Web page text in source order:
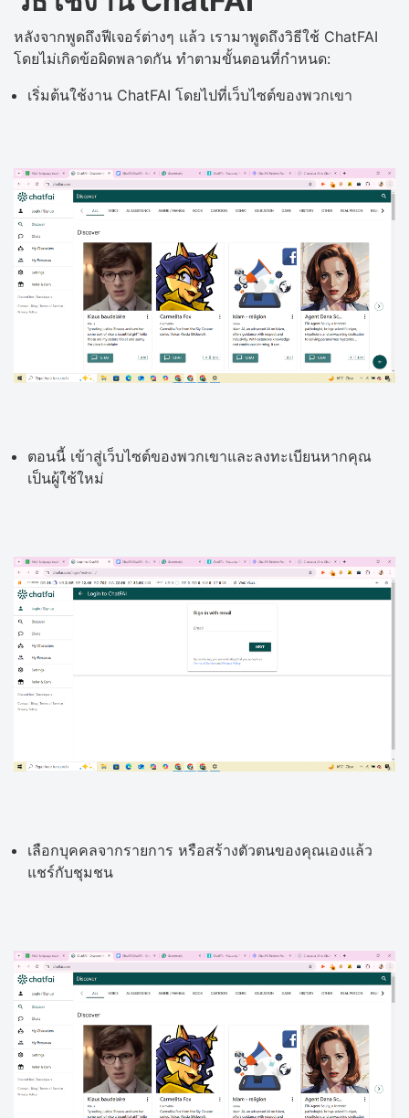
หลังจากพูดถึงฟีเจอร์ต่างๆ แล้ว เรามาพูดถึงวิธีใช้ ChatFAI
โดยไม่เกิดข้อผิดพลาดกัน ทำตามขั้นตอนที่กำหนด:
เริ่มต้นใช้งาน ChatFAI โดยไปที่เว็บไซต์ของพวกเขา
ตอนนี้ เข้าสู่เว็บไซต์ของพวกเขาและลงทะเบียนหากคุณ
เป็นผู้ใช้ใหม่
เลือกบุคคลจากรายการ หรือสร้างตัวตนของคุณเองแล้ว
แชร์กับชุมชน